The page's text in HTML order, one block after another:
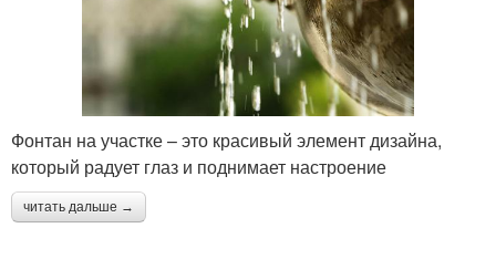
Фонтан на участке – это красивый элемент дизайна,
который радует глаз и поднимает настроение
читать дальше →